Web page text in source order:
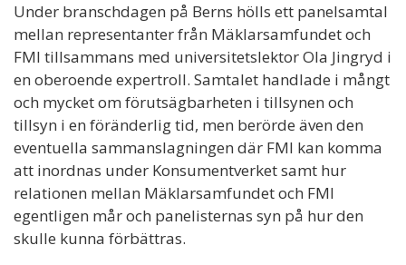
Under branschdagen på Berns hölls ett panelsamtal
mellan representanter från Mäklarsamfundet och
FMI tillsammans med universitetslektor Ola Jingryd i
en oberoende expertroll. Samtalet handlade i mångt
och mycket om förutsägbarheten i tillsynen och
tillsyn i en föränderlig tid, men berörde även den
eventuella sammanslagningen där FMI kan komma
att inordnas under Konsumentverket samt hur
relationen mellan Mäklarsamfundet och FMI
egentligen mår och panelisternas syn på hur den
skulle kunna förbättras.